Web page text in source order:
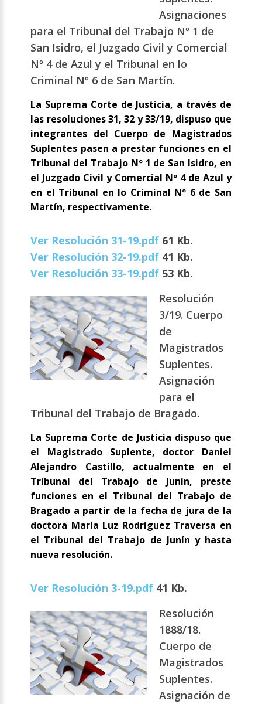
Asignaciones
para el Tribunal del Trabajo Nº 1 de
San Isidro, el Juzgado Civil y Comercial
Nº 4 de Azul y el Tribunal en lo
Criminal Nº 6 de San Martín.
La Suprema Corte de Justicia, a través de
las resoluciones 31, 32 y 33/19, dispuso que
integrantes del Cuerpo de Magistrados
Suplentes pasen a prestar funciones en el
Tribunal del Trabajo Nº 1 de San Isidro, en
el Juzgado Civil y Comercial Nº 4 de Azul y
en el Tribunal en lo Criminal Nº 6 de San
Martín, respectivamente.
Ver Resolución 31-19.pdf 61 Kb.
Ver Resolución 32-19.pdf 41 Kb.
Ver Resolución 33-19.pdf 53 Kb.
Resolución
3/19. Cuerpo
de
Magistrados
Suplentes.
Asignación
para el
Tribunal del Trabajo de Bragado.
La Suprema Corte de Justicia dispuso que
el Magistrado Suplente, doctor Daniel
Alejandro Castillo, actualmente en el
Tribunal del Trabajo de Junín, preste
funciones en el Tribunal del Trabajo de
Bragado a partir de la fecha de jura de la
doctora María Luz Rodríguez Traversa en
el Tribunal del Trabajo de Junín y hasta
nueva resolución.
Ver Resolución 3-19.pdf 41 Kb.
Resolución
1888/18.
Cuerpo de
Magistrados
Suplentes.
Asignación de